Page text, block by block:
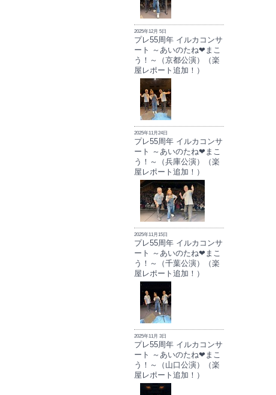
2025年12月 5日
プレ55周年 イルカコンサ
ート ～あいのたね❤まこ
う！～（京都公演）（楽
屋レポート追加！）
2025年11月24日
プレ55周年 イルカコンサ
ート ～あいのたね❤まこ
う！～（兵庫公演）（楽
屋レポート追加！）
2025年11月15日
プレ55周年 イルカコンサ
ート ～あいのたね❤まこ
う！～（千葉公演）（楽
屋レポート追加！）
2025年11月 3日
プレ55周年 イルカコンサ
ート ～あいのたね❤まこ
う！～（山口公演）（楽
屋レポート追加！）